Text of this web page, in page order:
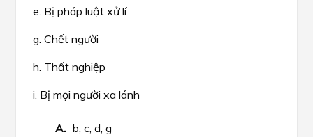
e. Bị pháp luật xử lí
g. Chết người
h. Thất nghiệp
i. Bị mọi người xa lánh
b, c, d, g